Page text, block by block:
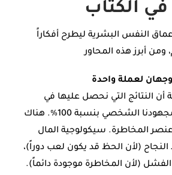
في الكتاب
النفس البشرية ليطرح أفكاراً
أن النتائج التي نحصل عليها في
الحياة ليست نتاج مجهودنا الشخصي بنسبة 100%. هناك
المخاطرة. سيكولوجية المال
النجاح (لأن الحظ قد يكون لعب دوراً)،
الفشل (لأن المخاطرة موجودة دائماً).